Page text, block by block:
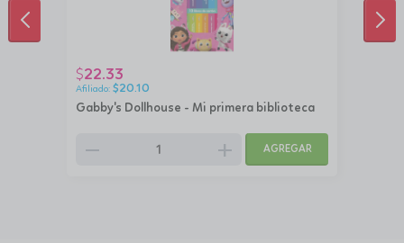
Gabby's Dollhouse - Mi primera biblioteca
$22.33
$20.10
remove add AGREGAR
ANTERIOR